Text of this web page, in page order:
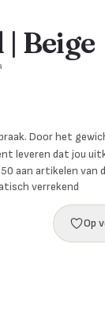
Beige
Door het
leveren dat jou
aan artikelen van
verrekend
Op